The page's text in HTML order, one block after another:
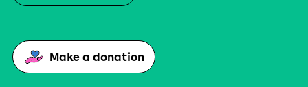
Make a donation